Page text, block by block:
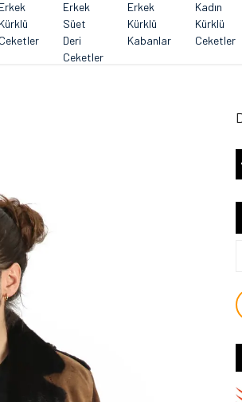
Erkek
Kürklü
Ceketler
Erkek
Süet
Deri
Ceketler
Erkek
Kürklü
Kabanlar
Kadın
Kürklü
Ceketler